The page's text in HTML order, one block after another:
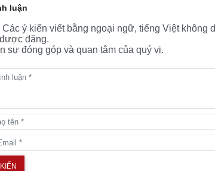
luận
Các ý kiến viết bằng ngoại ngữ, tiếng Việt không
đăng.
sự đóng góp và quan tâm của quý vị.